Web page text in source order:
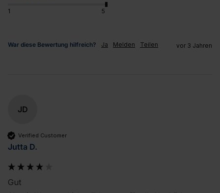
1 5
War diese Bewertung hilfreich? Ja Melden Teilen vor 3 Jahren
JD
Verified Customer
Jutta D.
Gut